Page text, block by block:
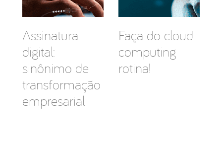
Assinatura
digital:
sinônimo de
transformação
empresarial
Faça do cloud
computing
rotina!